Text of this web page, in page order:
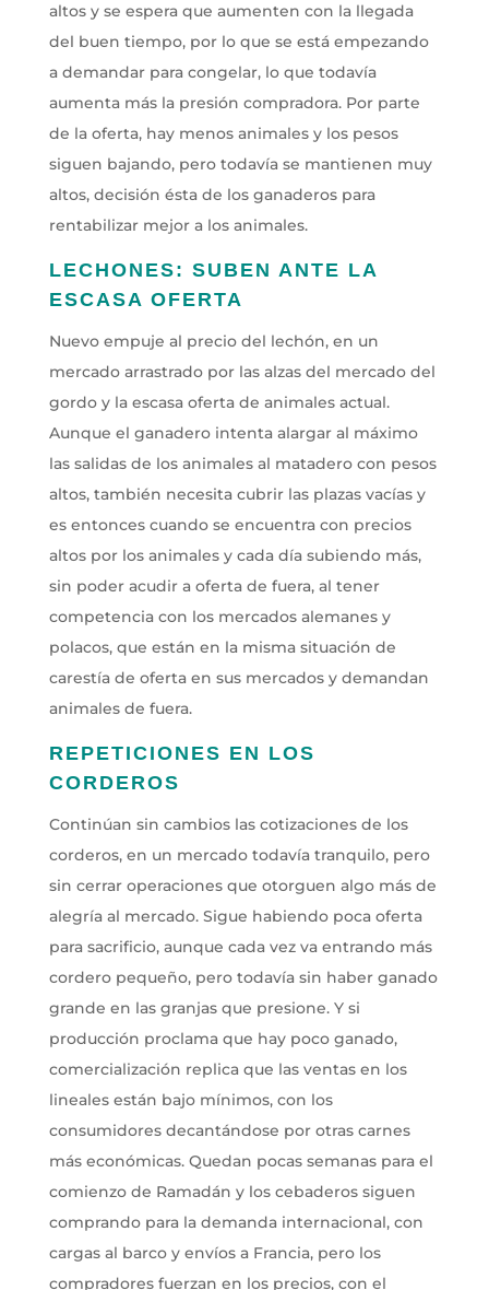
altos y se espera que aumenten con la llegada
del buen tiempo, por lo que se está empezando
a demandar para congelar, lo que todavía
aumenta más la presión compradora. Por parte
de la oferta, hay menos animales y los pesos
siguen bajando, pero todavía se mantienen muy
altos, decisión ésta de los ganaderos para
rentabilizar mejor a los animales.
LECHONES: SUBEN ANTE LA
ESCASA OFERTA
Nuevo empuje al precio del lechón, en un
mercado arrastrado por las alzas del mercado del
gordo y la escasa oferta de animales actual.
Aunque el ganadero intenta alargar al máximo
las salidas de los animales al matadero con pesos
altos, también necesita cubrir las plazas vacías y
es entonces cuando se encuentra con precios
altos por los animales y cada día subiendo más,
sin poder acudir a oferta de fuera, al tener
competencia con los mercados alemanes y
polacos, que están en la misma situación de
carestía de oferta en sus mercados y demandan
animales de fuera.
REPETICIONES EN LOS
CORDEROS
Continúan sin cambios las cotizaciones de los
corderos, en un mercado todavía tranquilo, pero
sin cerrar operaciones que otorguen algo más de
alegría al mercado. Sigue habiendo poca oferta
para sacrificio, aunque cada vez va entrando más
cordero pequeño, pero todavía sin haber ganado
grande en las granjas que presione. Y si
producción proclama que hay poco ganado,
comercialización replica que las ventas en los
lineales están bajo mínimos, con los
consumidores decantándose por otras carnes
más económicas. Quedan pocas semanas para el
comienzo de Ramadán y los cebaderos siguen
comprando para la demanda internacional, con
cargas al barco y envíos a Francia, pero los
compradores fuerzan en los precios, con el